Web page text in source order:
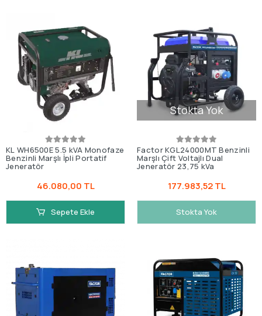
KL WH6500E 5.5 kVA Monofaze
Benzinli Marşlı İpli Portatif
Jeneratör
46.080,00 TL
Sepete Ekle
Stokta Yok
Factor KGL24000MT Benzinli
Marşlı Çift Voltajlı Dual
Jeneratör 23,75 kVa
177.983,52 TL
Stokta Yok